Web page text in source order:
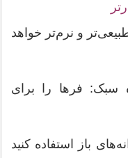
و نرم‌تر خواهد
سبک: فرها را برای
باز استفاده کنید